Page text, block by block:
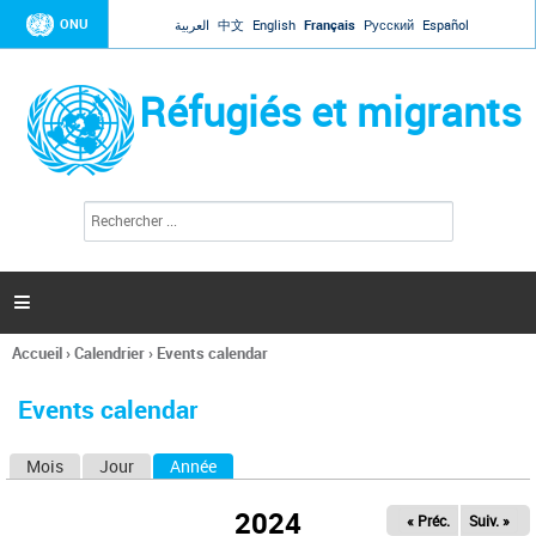
Jump to navigation
ONU العربية 中文 English Français Русский Español
Réfugiés et migrants
l
c
h
e

Vous
ici
Accueil›Calendrier› Events calendar
Events calendar
Mois Jour Année
2024 « Préc. Suiv. »